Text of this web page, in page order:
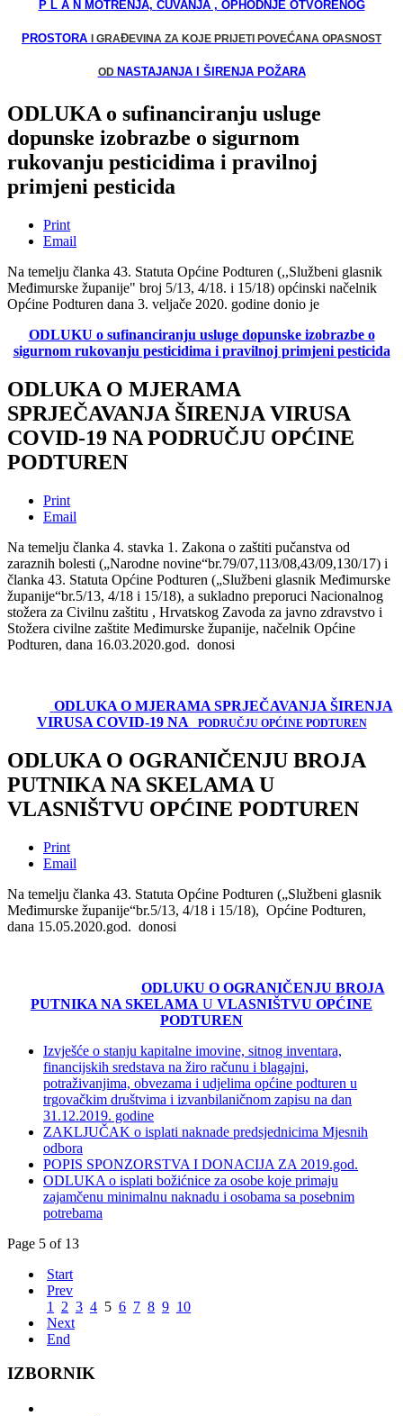
P L A N MOTRENJA, ČUVANJA , OPHODNJE OTVORENOG
PROSTORA I GRAĐEVINA ZA KOJE PRIJETI POVEĆANA OPASNOST
OD NASTAJANJA I ŠIRENJA POŽARA
ODLUKA o sufinanciranju usluge
dopunske izobrazbe o sigurnom
rukovanju pesticidima i pravilnoj
primjeni pesticida
Print
Email
Na temelju članka 43. Statuta Općine Podturen (,,Službeni glasnik
Međimurske županije" broj 5/13, 4/18. i 15/18) općinski načelnik
Općine Podturen dana 3. veljače 2020. godine donio je
ODLUKU o sufinanciranju usluge dopunske izobrazbe o
sigurnom rukovanju pesticidima i pravilnoj primjeni pesticida
ODLUKA O MJERAMA
SPRJEČAVANJA ŠIRENJA VIRUSA
COVID-19 NA PODRUČJU OPĆINE
PODTUREN
Print
Email
Na temelju članka 4. stavka 1. Zakona o zaštiti pučanstva od
zaraznih bolesti („Narodne novine“br.79/07,113/08,43/09,130/17) i
članka 43. Statuta Općine Podturen („Službeni glasnik Međimurske
županije“br.5/13, 4/18 i 15/18), a sukladno preporuci Nacionalnog
stožera za Civilnu zaštitu , Hrvatskog Zavoda za javno zdravstvo i
Stožera civilne zaštite Međimurske županije, načelnik Općine
Podturen, dana 16.03.2020.god. donosi
ODLUKA O MJERAMA SPRJEČAVANJA ŠIRENJA
VIRUSA COVID-19 NA
PODRUČJU OPĆINE PODTUREN
ODLUKA O OGRANIČENJU BROJA
PUTNIKA NA SKELAMA U
VLASNIŠTVU OPĆINE PODTUREN
Print
Email
Na temelju članka 43. Statuta Općine Podturen („Službeni glasnik
Međimurske županije“br.5/13, 4/18 i 15/18), Općine Podturen,
dana 15.05.2020.god. donosi
ODLUKU O OGRANIČENJU BROJA
PUTNIKA NA SKELAMA U VLASNIŠTVU OPĆINE
PODTUREN
Izvješće o stanju kapitalne imovine, sitnog inventara,
financijskih sredstava na žiro računu i blagajni,
potraživanjima, obvezama i udjelima općine podturen u
trgovačkim društvima i izvanbilaničnom zapisu na dan
31.12.2019. godine
ZAKLJUČAK o isplati naknade predsjednicima Mjesnih
odbora
POPIS SPONZORSTVA I DONACIJA ZA 2019.god.
ODLUKA o isplati božićnice za osobe koje primaju
zajamčenu minimalnu naknadu i osobama sa posebnim
potrebama
Page 5 of 13
Start
Prev
1
2 3 4 5 6 7 8 9 10
Next
End
IZBORNIK